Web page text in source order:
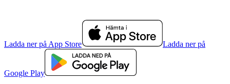
Ladda ner på App Store Ladda ner på
Google Play